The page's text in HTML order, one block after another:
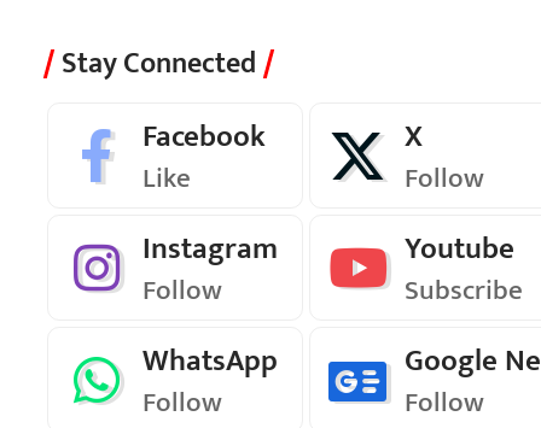
Stay Connected
Facebook
Like
X
Follow
Instagram
Follow
Youtube
Subscribe
WhatsApp
Follow
Google
Follow